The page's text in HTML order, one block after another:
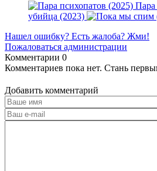
Пара
убийца (2023)
Нашел ошибку? Есть жалоба? Жми!
Пожаловаться администрации
Комментарии 0
Комментариев пока нет. Стань
Добавить комментарий